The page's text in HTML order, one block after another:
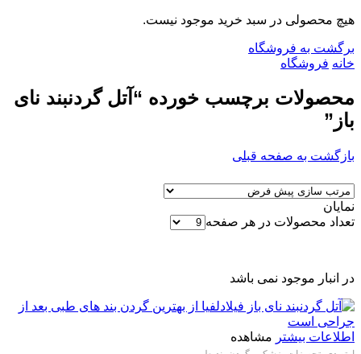
هیچ محصولی در سبد خرید موجود نیست.
برگشت به فروشگاه
خانه فروشگاه
محصولات برچسب خورده “آتل گردنبند نای
باز”
بازگشت به صفحه قبلی
نمایان
تعداد محصولات در هر صفحه
در انبار موجود نمی باشد
اطلاعات بیشتر مشاهده